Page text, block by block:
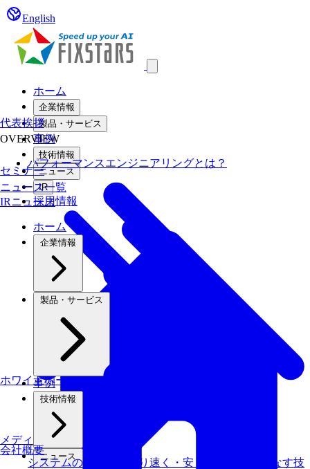
English
ホーム
企業情報
製品・サービス
事例
技術情報
セミナー
ホワイトペーパー
ニュース
ニュース一覧
メディアライブラリ
IR
採用情報
ホーム
企業情報
製品・サービス
事例
技術情報
ニュース
代表挨拶
会社概要
OVERVIEW
パフォーマンスエンジニアリングとは？
システムの仕事を、より速く・安く・省エネでこなす技
IRニュース